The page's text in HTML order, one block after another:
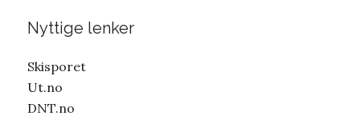
Nyttige lenker
Skisporet
Ut.no
DNT.no